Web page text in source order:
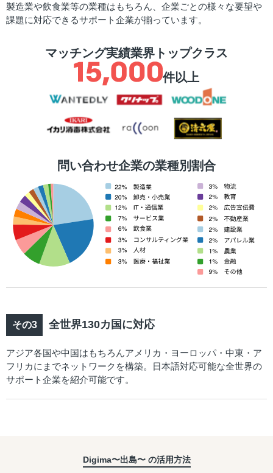
製造業や飲食業等の業種はもちろん、企業ごとの様々な要望や
課題に対応できるサポート企業が揃っています。
マッチング実績業界トップクラス
件以上
問い合わせ企業の業種別割合
全世界130カ国に対応
アジア各国や中国はもちろんアメリカ・ヨーロッパ・中東・ア
フリカにまでネットワークを構築。日本語対応可能な全世界の
サポート企業を紹介可能です。
Digima〜出島〜 の活用方法